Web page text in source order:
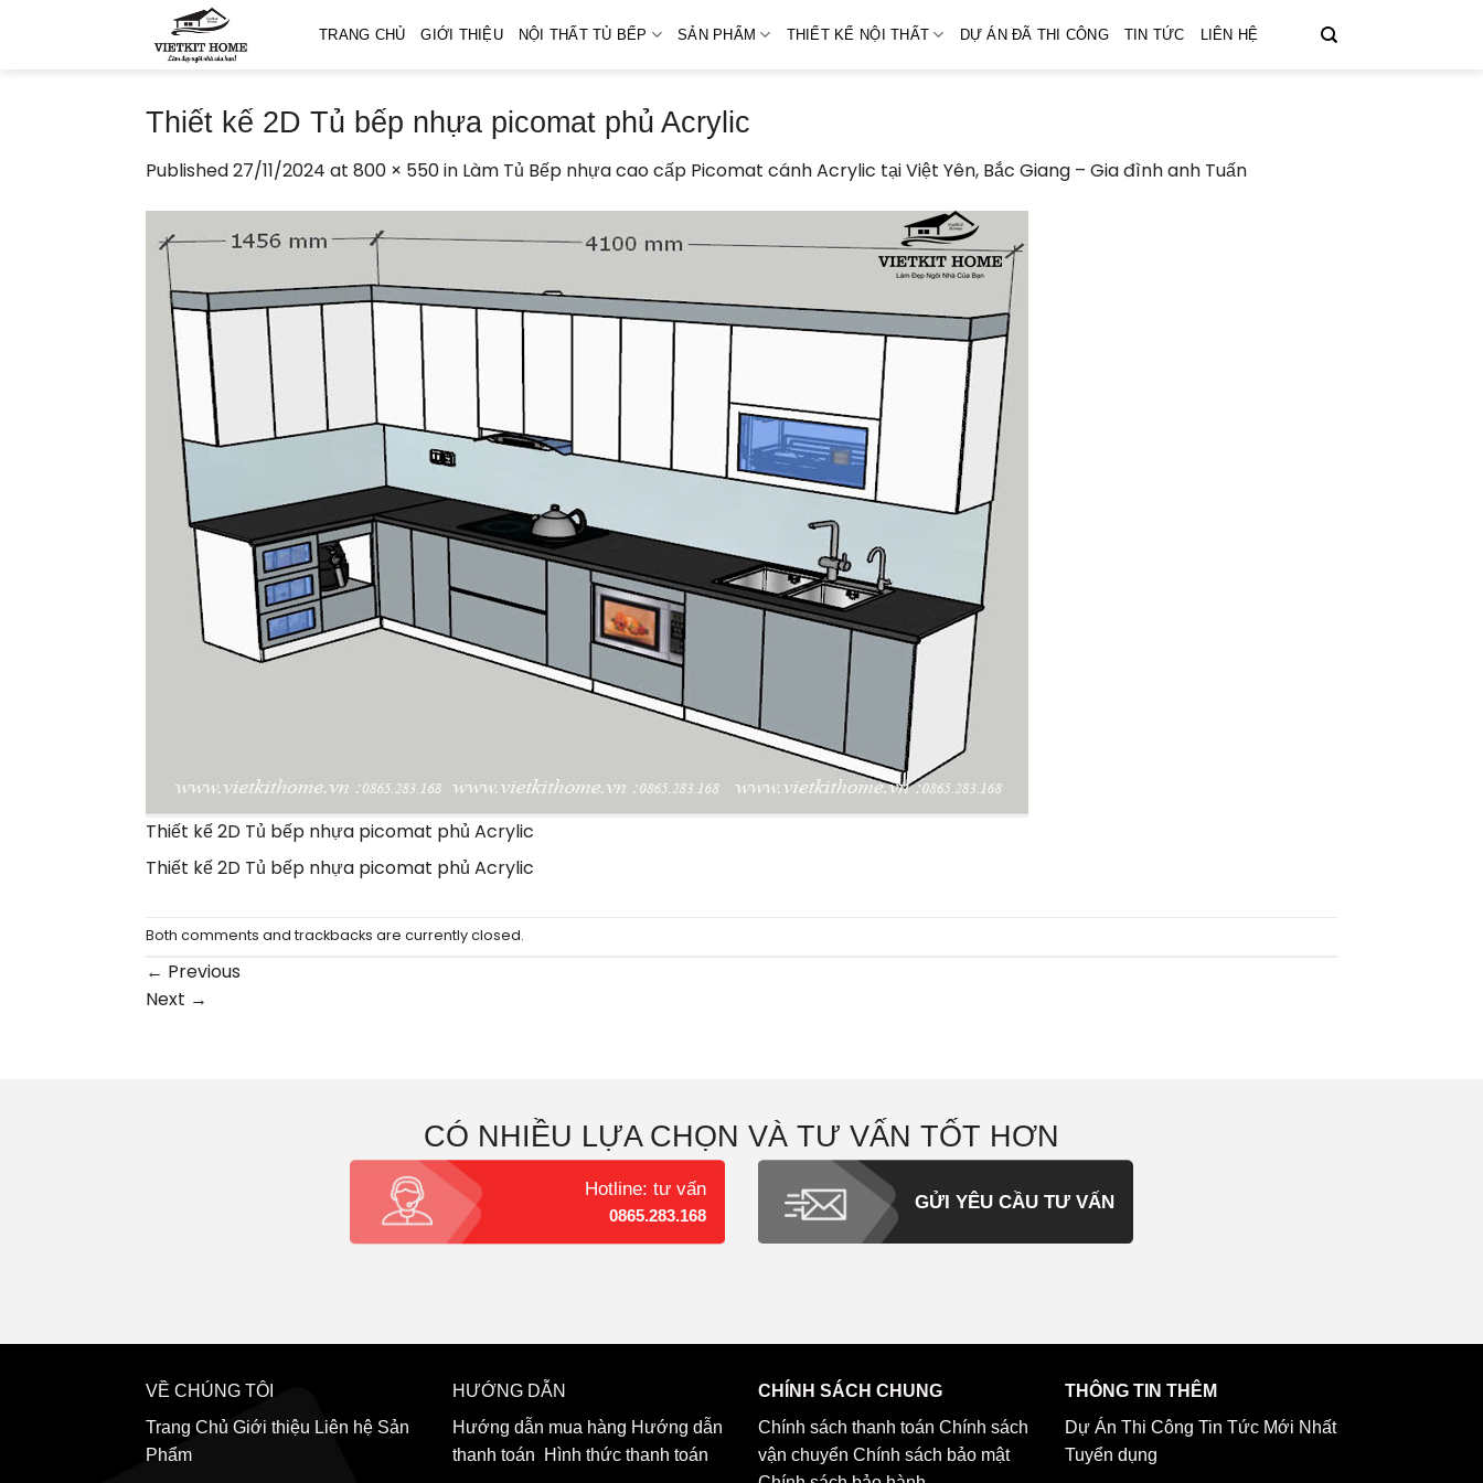
TRANG CHỦ GIỚI THIỆU NỘI THẤT TỦ BẾP SẢN PHẨM THIẾT KẾ NỘI THẤT DỰ ÁN ĐÃ THI CÔNG TIN TỨC LIÊN HỆ
Thiết kế 2D Tủ bếp nhựa picomat phủ Acrylic
Published27/11/2024 at 800 × 550in Làm Tủ Bếp nhựa cao cấp Picomat cánh Acrylic tại Việt Yên, Bắc Giang – Gia đình anh Tuấn
Thiết kế 2D Tủ bếp nhựa picomat phủ Acrylic
Thiết kế 2D Tủ bếp nhựa picomat phủ Acrylic
Both comments and trackbacks are currently closed.
← Previous
Next →
CÓ NHIỀU LỰA CHỌN VÀ TƯ VẤN TỐT HƠN
Hotline: tư vấn
0865.283.168
GỬI YÊU CẦU TƯ VẤN
VỀ CHÚNG TÔI
Trang Chủ Giới thiệu Liên hệ Sản
Phẩm
HƯỚNG DẪN
Hướng dẫn mua hàng Hướng dẫn
thanh toán
Hình thức thanh toán
CHÍNH SÁCH CHUNG
Chính sách thanh toán Chính sách
vận chuyển Chính sách bảo mật
THÔNG TIN THÊM
Dự Án Thi Công Tin Tức Mới Nhất
Tuyển dụng